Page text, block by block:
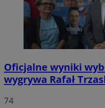
Oficjalne wyniki
wygrywa Rafał
74